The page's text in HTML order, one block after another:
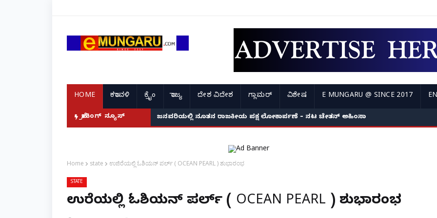
HOME ಕರಾವಳಿ ಕ್ರೈಂ ರಾಜ್ಯ ದೇಶ ವಿದೇಶ ಗ್ಲಾಮರ್ ವಿಶೇಷ E MUNGARU @ SINCE 2017
ಬ್ರೇಕಿಂಗ್ ನ್ಯೂಸ್ ಜನವರಿಯಲ್ಲಿ ನೂತನ ರಾಜಕೀಯ ಪಕ್ಷ ಲೋಕಾರ್ಪಣೆ – ನಟ ಚೇತನ್ ಅಹಿಂಸಾ
Home state ಉಜಿರೆಯಲ್ಲಿ ಓಶಿಯನ್ ಪರ್ಲ್ ( OCEAN PEARL ) ಶುಭಾರಂಭ
STATE
ಉಜಿರೆಯಲ್ಲಿ ಓಶಿಯನ್ ಪರ್ಲ್ ( OCEAN PEARL ) ಶುಭಾರಂಭ